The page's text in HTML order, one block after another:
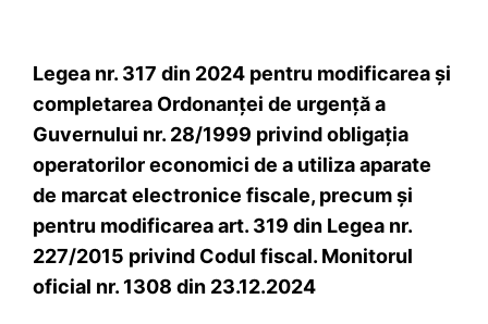
Legea nr. 317 din 2024 pentru modificarea şi
completarea Ordonanţei de urgenţă a
Guvernului nr. 28/1999 privind obligaţia
operatorilor economici de a utiliza aparate
de marcat electronice fiscale, precum şi
pentru modificarea art. 319 din Legea nr.
227/2015 privind Codul fiscal. Monitorul
oficial nr. 1308 din 23.12.2024